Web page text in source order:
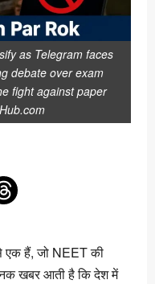
as Telegram faces
debate over exam
fight against paper
एक हैं, जो NEET की
खबर आती है कि देश में